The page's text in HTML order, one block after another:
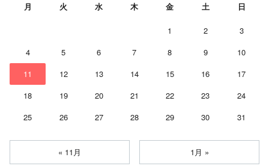
月 火 水 木 金 土 日
1 2
3
4
5 6 7 8 9
10
11
12 13 14 15 16
17
18
19 20 21 22 23
24
25
26 27 28 29 30 31
« 11月 1月 »